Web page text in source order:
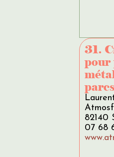
31.
pour
82140
07 68